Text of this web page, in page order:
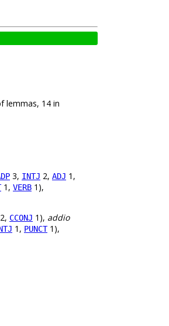
lemmas, 14 in
3, INTJ 2, ADJ 1,
1, VERB 1),
2, CCONJ 1), addio
1, PUNCT1),